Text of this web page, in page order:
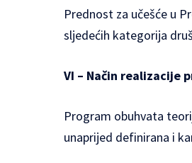
Prednost za učešće u
sljedećih kategorija
VI – Način realizacije
Program obuhvata
unaprijed definirana i